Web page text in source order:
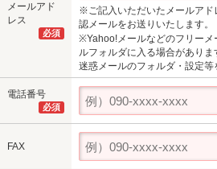
メールアド
レス
必須
※ご記入いただいたメールアド
認メールをお送りいたします。
※Yahoo!メールなどのフリーメ
ルフォルダに入る場合がありま
迷惑メールのフォルダ・設定等
電話番号
必須
FAX